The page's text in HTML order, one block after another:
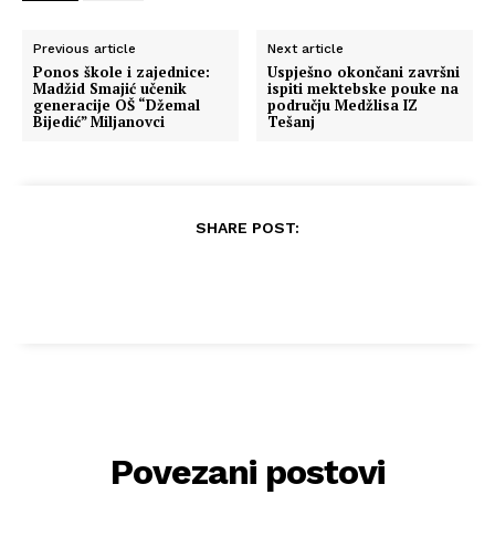
Previous article
Ponos škole i zajednice:
Madžid Smajić učenik
generacije OŠ “Džemal
Bijedić” Miljanovci
Next article
Uspješno okončani završni
ispiti mektebske pouke na
području Medžlisa IZ
Tešanj
SHARE POST:
Povezani postovi